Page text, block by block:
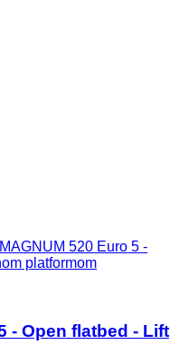
520 Euro 5 -
platformom
- Open flatbed - Lift